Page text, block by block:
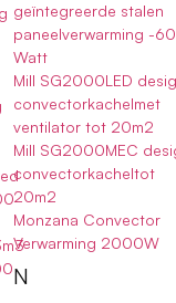
geïntegreerde stalen
paneelverwarming -
Watt
Mill SG2000LED
convectorkachelmet
ventilator tot 20m2
Mill SG2000MEC
convectorkacheltot
20m2
Monzana Convector
Verwarming 2000W
N